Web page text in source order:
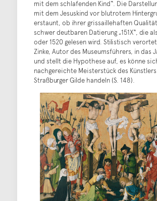
mit dem schlafenden Kind“. Die
mit dem Jesuskind vor blutrotem
erstaunt, ob ihrer grissaillehaften
schwer deutbaren Datierung „151X“, die
oder 1520 gelesen wird. Stilistisch
Zinke, Autor des Museumsführers, in das
und stellt die Hypothese auf, es könne
nachgereichte Meisterstück des
Straßburger Gilde handeln (S. 148).